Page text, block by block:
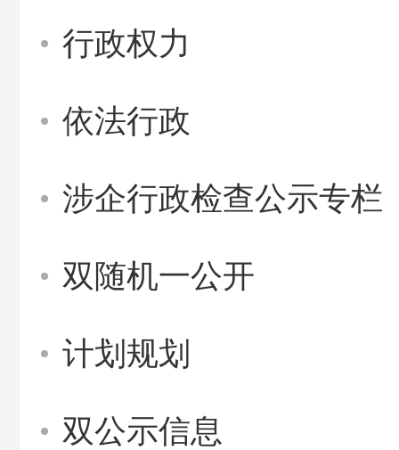
行政权力
依法行政
涉企行政检查公示专栏
双随机一公开
计划规划
双公示信息